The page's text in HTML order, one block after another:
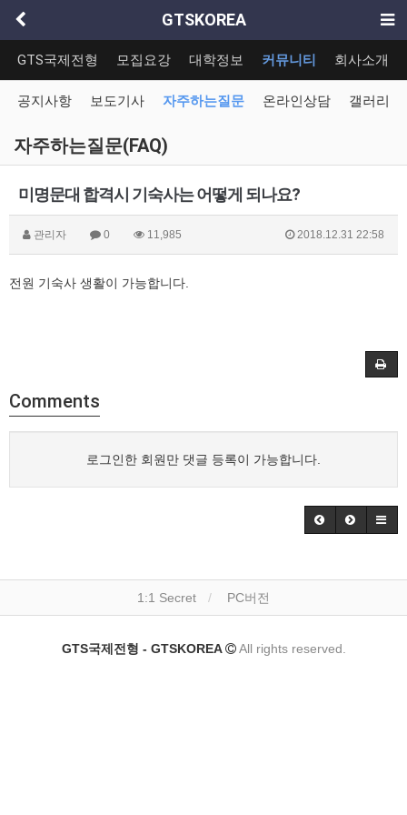
GTSKOREA
GTS국제전형 모집요강 대학정보 커뮤니티 회사소개
공지사항 보도기사 자주하는질문 온라인상담 갤러리
자주하는질문(FAQ)
미명문대 합격시 기숙사는 어떻게 되나요?
관리자 0 11,985 2018.12.31 22:58
전원 기숙사 생활이 가능합니다.
Comments
로그인한 회원만 댓글 등록이 가능합니다.
1:1 Secret PC버전
GTS국제전형 - GTSKOREA All rights reserved.